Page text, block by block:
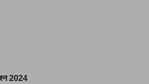
2024